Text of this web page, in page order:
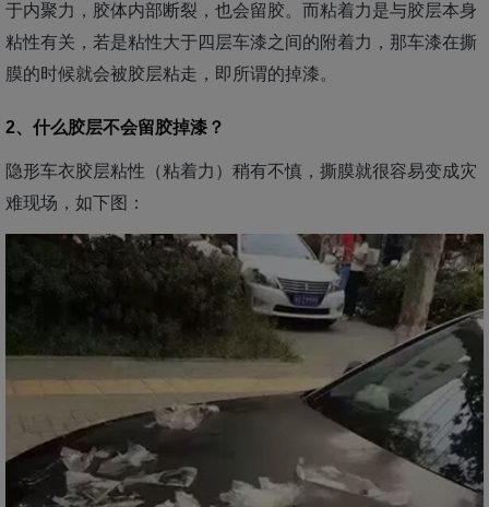
于内聚力，胶体内部断裂，也会留胶。而粘着力是与胶层本身
粘性有关，若是粘性大于四层车漆之间的附着力，那车漆在撕
膜的时候就会被胶层粘走，即所谓的掉漆。
2、什么胶层不会留胶掉漆？
隐形车衣胶层粘性（粘着力）稍有不慎，撕膜就很容易变成灾
难现场，如下图：